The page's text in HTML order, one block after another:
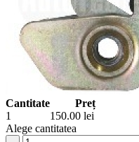
Cantitate
Preț
1
150.00 lei
Alege cantitatea